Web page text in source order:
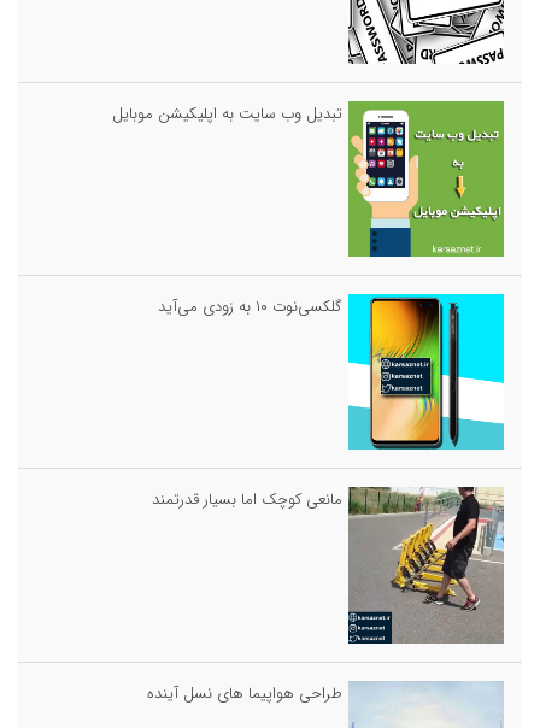
تبدیل وب سایت به اپلیکیشن موبایل
گلکسی‌نوت ۱۰ به زودی می‌آید
مانعی کوچک اما بسیار قدرتمند
طراحی هواپیما های نسل آینده